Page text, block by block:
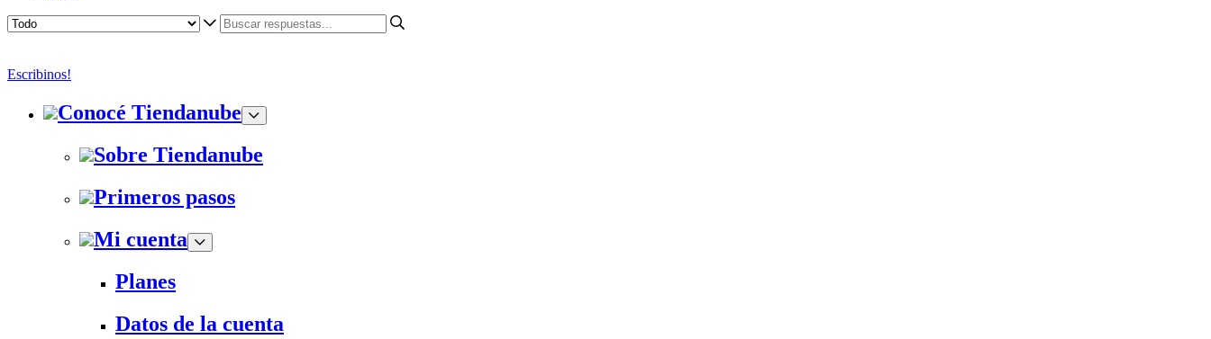
Escribinos!
Conocé Tiendanube
Sobre Tiendanube
Primeros pasos
Mi cuenta
Planes
Datos de la cuenta